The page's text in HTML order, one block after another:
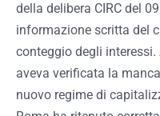
della delibera CIRC del
informazione scritta del
conteggio degli interessi.
aveva verificata la
nuovo regime di